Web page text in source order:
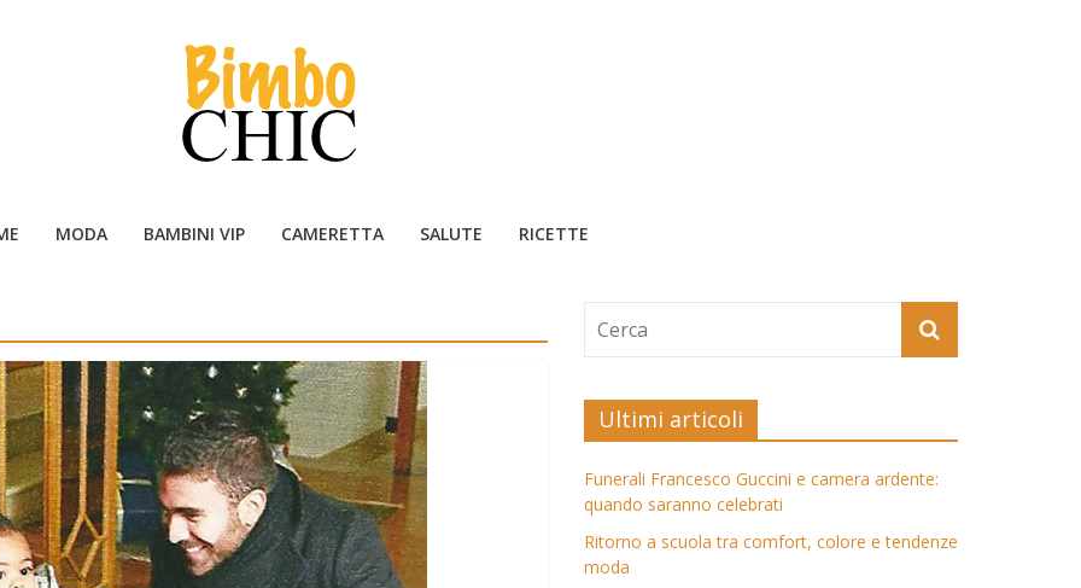
MODA BAMBINI VIP CAMERETTA SALUTE RICETTE
Ultimi articoli
Funerali Francesco Guccini e camera ardente:
quando saranno celebrati
Ritorno a scuola tra comfort, colore e tendenze
moda